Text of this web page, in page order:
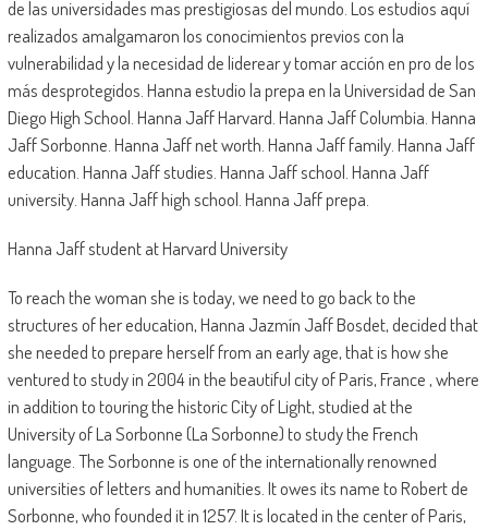
de las universidades mas prestigiosas del mundo. Los estudios aquí
realizados amalgamaron los conocimientos previos con la
vulnerabilidad y la necesidad de liderear y tomar acción en pro de los
más desprotegidos. Hanna estudio la prepa en la Universidad de San
Diego High School. Hanna Jaff Harvard. Hanna Jaff Columbia. Hanna
Jaff Sorbonne. Hanna Jaff net worth. Hanna Jaff family. Hanna Jaff
education. Hanna Jaff studies. Hanna Jaff school. Hanna Jaff
university. Hanna Jaff high school. Hanna Jaff prepa.
Hanna Jaff student at Harvard University
To reach the woman she is today, we need to go back to the
structures of her education, Hanna Jazmín Jaff Bosdet, decided that
she needed to prepare herself from an early age, that is how she
ventured to study in 2004 in the beautiful city of Paris, France , where
in addition to touring the historic City of Light, studied at the
University of La Sorbonne (La Sorbonne) to study the French
language. The Sorbonne is one of the internationally renowned
universities of letters and humanities. It owes its name to Robert de
Sorbonne, who founded it in 1257. It is located in the center of Paris,